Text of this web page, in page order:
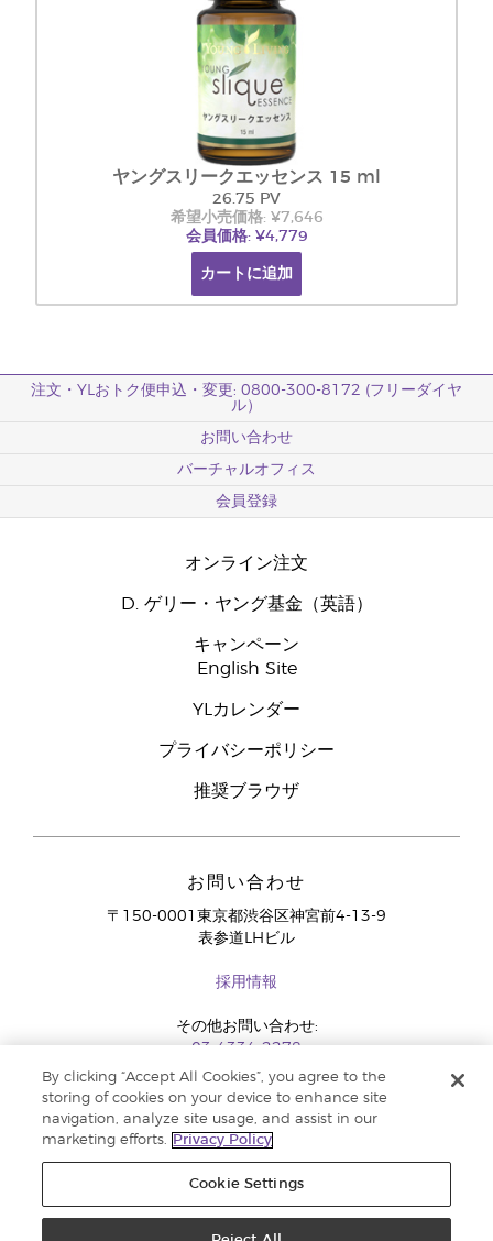
ヤングスリークエッセンス 15 ml
26.75 PV
希望小売価格: ¥7,646
会員価格: ¥4,779
カートに追加
注文・YLおトク便申込・変更: 0800-300-8172 (フリーダイヤ
ル）
お問い合わせ
バーチャルオフィス
会員登録
オンライン注文
D. ゲリー・ヤング基金（英語）
キャンペーン
English Site
YLカレンダー
プライバシーポリシー
推奨ブラウザ
お問い合わせ
〒150-0001東京都渋谷区神宮前4-13-9
表参道LHビル
採用情報
その他お問い合わせ:
03-4334-2278
By clicking “Accept All Cookies”, you agree to the
storing of cookies on your device to enhance site
navigation, analyze site usage, and assist in our
marketing efforts.
Privacy Policy
Cookie Settings